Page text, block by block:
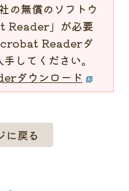
の無償のソフトウ
Reader」が必要
Readerダ
してください。
ダウンロード
に戻る